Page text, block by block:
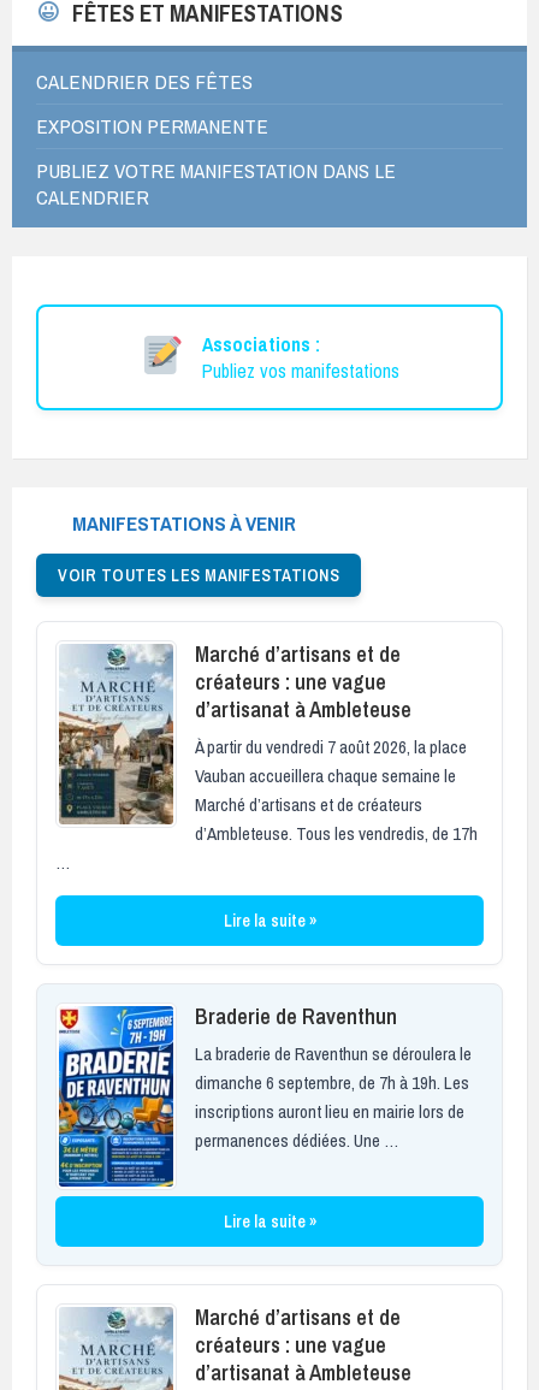
FÊTES ET MANIFESTATIONS
CALENDRIER DES FÊTES
EXPOSITION PERMANENTE
PUBLIEZ VOTRE MANIFESTATION DANS LE
CALENDRIER
Associations :
Publiez vos manifestations
MANIFESTATIONS À VENIR
VOIR TOUTES LES MANIFESTATIONS
Marché d’artisans et de
créateurs : une vague
d’artisanat à Ambleteuse
À partir du vendredi 7 août 2026, la place
Vauban accueillera chaque semaine le
Marché d’artisans et de créateurs
d’Ambleteuse. Tous les vendredis, de 17h
…
Lire la suite »
Braderie de Raventhun
La braderie de Raventhun se déroulera le
dimanche 6 septembre, de 7h à 19h. Les
inscriptions auront lieu en mairie lors de
permanences dédiées. Une …
Lire la suite »
Marché d’artisans et de
créateurs : une vague
d’artisanat à Ambleteuse